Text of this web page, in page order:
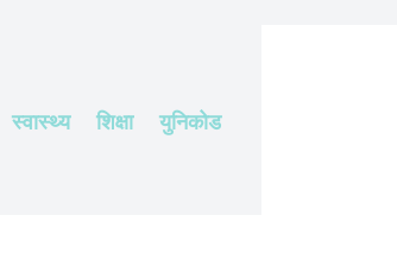
स्वास्थ्य शिक्षा युनिकोड